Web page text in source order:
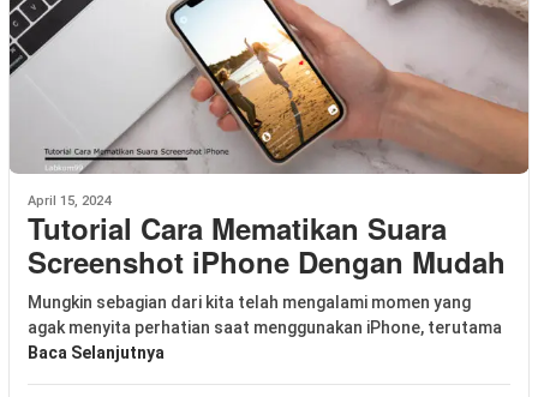
April 15, 2024
Tutorial Cara Mematikan Suara
Screenshot iPhone Dengan Mudah
Mungkin sebagian dari kita telah mengalami momen yang
agak menyita perhatian saat menggunakan iPhone, terutama
Baca Selanjutnya